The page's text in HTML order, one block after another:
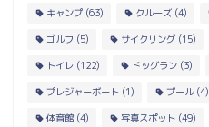
キャンプ (63) クルーズ (4)
ゴルフ (5) サイクリング (15)
トイレ (122) ドッグラン (3)
プレジャーボート (1) プール(4)
体育館 (4) 写真スポット (49)